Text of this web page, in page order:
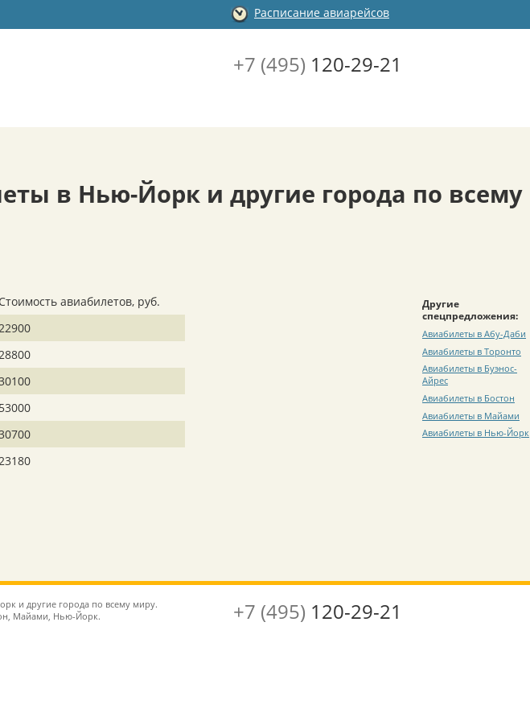
Расписание авиарейсов
+7 (495) 120-29-21
в Нью-Йорк и другие города по всему
Стоимость авиабилетов, руб.
53000
Другие
спецпредложения:
Авиабилеты в Абу-Даби
Авиабилеты в Торонто
Авиабилеты в Буэнос-
Айрес
Авиабилеты в Бостон
Авиабилеты в Майами
Авиабилеты в Нью-Йорк
и другие города по всему миру.
Майами, Нью-Йорк.
+7 (495) 120-29-21